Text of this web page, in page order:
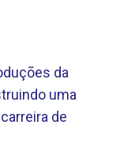
da
uma
de